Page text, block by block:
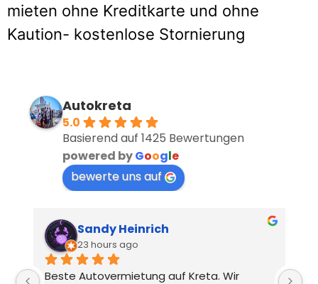
mieten ohne Kreditkarte und ohne
Kaution- kostenlose Stornierung
Autokreta
5.0
Basierend auf 1425 Bewertungen
powered byGoogle
bewerte uns auf
Sandy Heinrich
23 hours ago
Beste Autovermietung auf Kreta. Wir